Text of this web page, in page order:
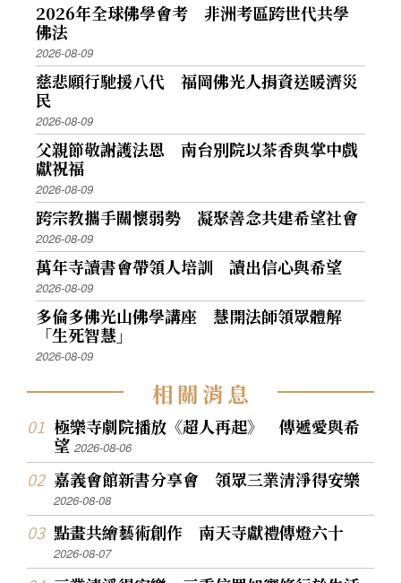
2026年全球佛學會考 非洲考區跨世代共學
佛法
2026-08-09
慈悲願行馳援八代 福岡佛光人捐資送暖濟災
民
2026-08-09
父親節敬謝護法恩 南台別院以茶香與掌中戲
獻祝福
2026-08-09
跨宗教攜手關懷弱勢 凝聚善念共建希望社會
2026-08-09
萬年寺讀書會帶領人培訓 讀出信心與希望
2026-08-09
多倫多佛光山佛學講座 慧開法師領眾體解
「生死智慧」
2026-08-09
相關消息
極樂寺劇院播放《超人再起》 傳遞愛與希
望2026-08-06
嘉義會館新書分享會 領眾三業清淨得安樂
2026-08-08
點畫共繪藝術創作 南天寺獻禮傳燈六十
2026-08-07